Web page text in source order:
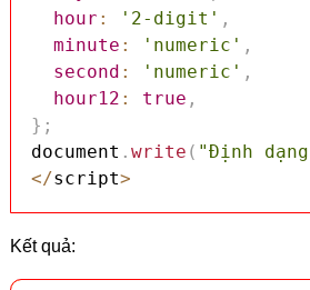
hour : '2-digit' ,
minute : 'numeric' ,
second : 'numeric' ,
hour12 : true ,
} ;
document . write ( "Định
</script>
Kết quả: